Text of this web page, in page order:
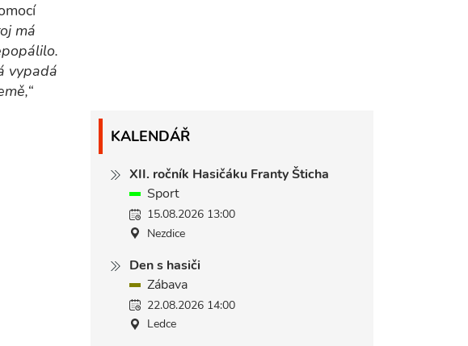
má
vypadá
KALENDÁŘ
XII. ročník Hasičáku Franty Šticha
Sport
15.08.2026 13:00
Nezdice
Den s hasiči
Zábava
22.08.2026 14:00
Ledce